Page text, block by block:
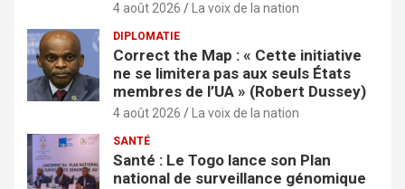
4 août 2026 La voix de la nation
DIPLOMATIE
Correct the Map : « Cette initiative
ne se limitera pas aux seuls États
membres de l’UA » (Robert Dussey)
4 août 2026 La voix de la nation
SANTÉ
Santé : Le Togo lance son Plan
national de surveillance génomique